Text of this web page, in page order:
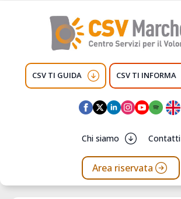
CSV TI GUIDA CSV TI INFORMA
Chi siamo Contatti
Area riservata